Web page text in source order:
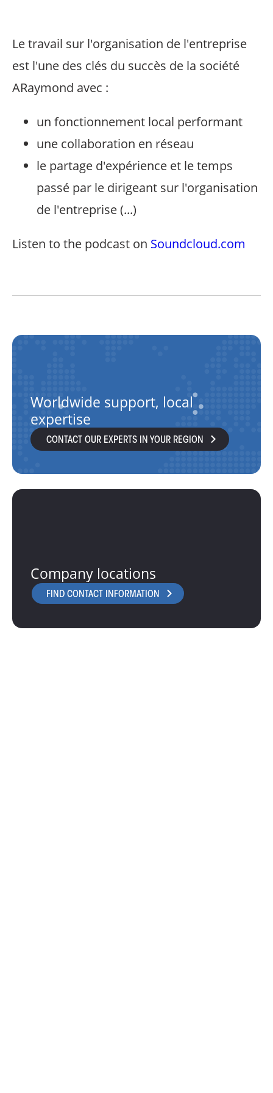
Le travail sur l'organisation de l'entreprise
est l'une des clés du succès de la société
ARaymond avec :
un fonctionnement local performant
une collaboration en réseau
le partage d'expérience et le temps
passé par le dirigeant sur l'organisation
de l'entreprise (...)
Listen to the podcast on Soundcloud.com
Worldwide support, local
expertise
CONTACT OUR EXPERTS IN YOUR REGION
Company locations
FIND CONTACT INFORMATION